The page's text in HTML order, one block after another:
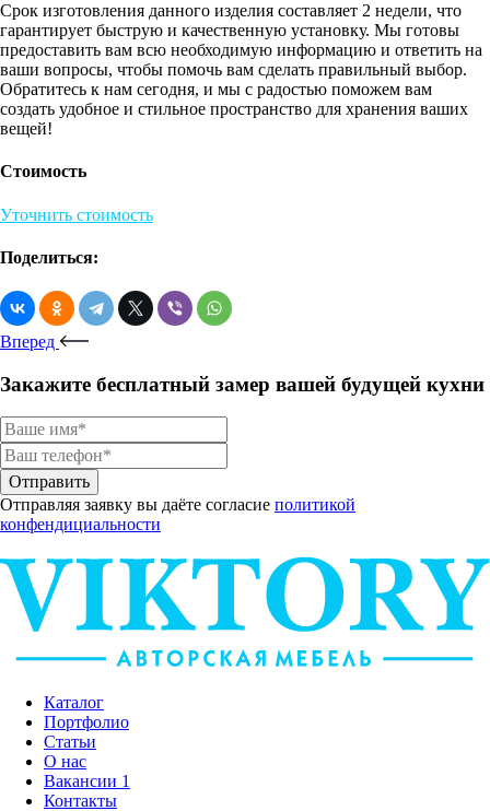
Срок изготовления данного изделия составляет 2 недели, что
гарантирует быструю и качественную установку. Мы готовы
предоставить вам всю необходимую информацию и ответить на
ваши вопросы, чтобы помочь вам сделать правильный выбор.
Обратитесь к нам сегодня, и мы с радостью поможем вам
создать удобное и стильное пространство для хранения ваших
вещей!
Стоимость
Уточнить стоимость
Поделиться:
Вперед
Закажите бесплатный замер вашей будущей кухни
Отправить
Отправляя заявку вы даёте согласие политикой
конфендициальности
Каталог
Портфолио
Статьи
О нас
Вакансии 1
Контакты